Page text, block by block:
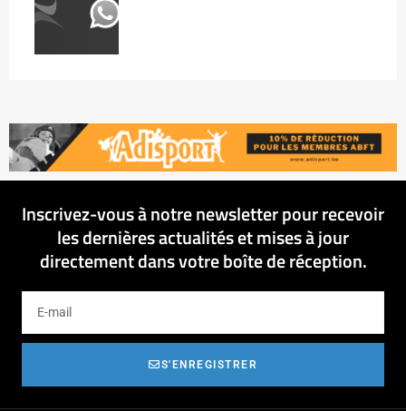
Inscrivez-vous à notre newsletter pour recevoir
les dernières actualités et mises à jour
directement dans votre boîte de réception.
S'ENREGISTRER